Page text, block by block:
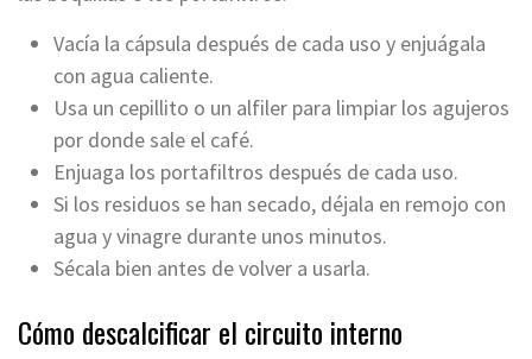
Vacía la cápsula después de cada uso y enjuágala
con agua caliente.
Usa un cepillito o un alfiler para limpiar los agujeros
por donde sale el café.
Enjuaga los portafiltros después de cada uso.
Si los residuos se han secado, déjala en remojo con
agua y vinagre durante unos minutos.
Sécala bien antes de volver a usarla.
Cómo descalcificar el circuito interno